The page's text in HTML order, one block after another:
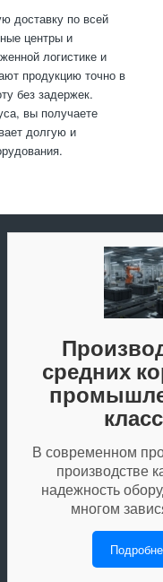
доставку по всей
центры и
логистике и
продукцию точно в
без задержек.
вы получаете
долгую и
средних
В современном
производстве
надежность
многом